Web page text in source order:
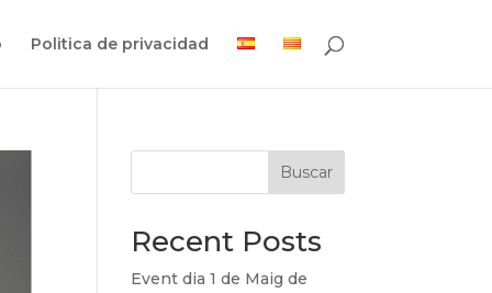
Politica de privacidad
Buscar
Recent Posts
Event dia 1 de Maig de